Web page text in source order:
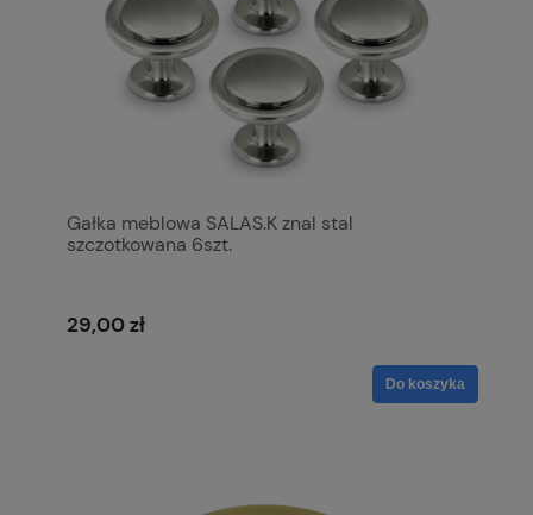
Gałka meblowa SALAS.K znal stal
szczotkowana 6szt.
29,00 zł
Do koszyka